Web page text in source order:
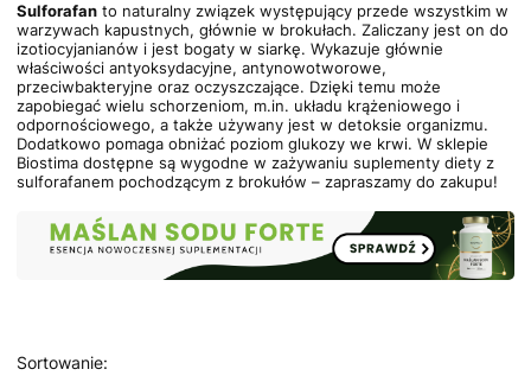
Sulforafanto naturalny związek występujący przede wszystkim w
warzywach kapustnych, głównie w brokułach. Zaliczany jest on do
izotiocyjanianów i jest bogaty w siarkę. Wykazuje głównie
właściwości antyoksydacyjne, antynowotworowe,
przeciwbakteryjne oraz oczyszczające. Dzięki temu może
zapobiegać wielu schorzeniom, m.in. układu krążeniowego i
odpornościowego, a także używany jest w detoksie organizmu.
Dodatkowo pomaga obniżać poziom glukozy we krwi. W sklepie
Biostima dostępne są wygodne w zażywaniu suplementy diety z
sulforafanem pochodzącym z brokułów – zapraszamy do zakupu!
Lista produktów
Sortowanie:Domyślne